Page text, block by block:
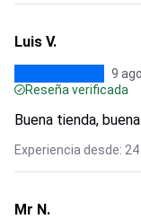
Luis V.
9
Reseña verificada
Buena tienda,
Experiencia desde:
Mr N.